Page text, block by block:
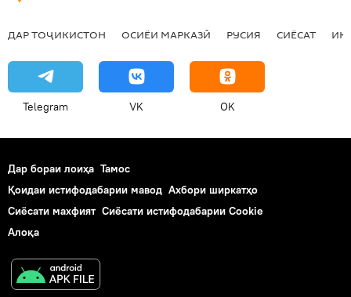
ДАР ТОҶИКИСТОН ОСИЁИ МАРКАЗӢ РУСИЯ СИЁСАТ
Telegram VK OK
Дар бораи лоиҳа Тамос
Қоидаи истифодабарии мавод Ахбори ширкатҳо
Сиёсати махфият Сиёсати истифодабарии Cookie
Алоқа